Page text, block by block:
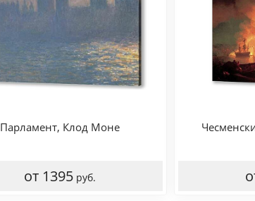
Парламент, Клод Моне
от 1395 руб.